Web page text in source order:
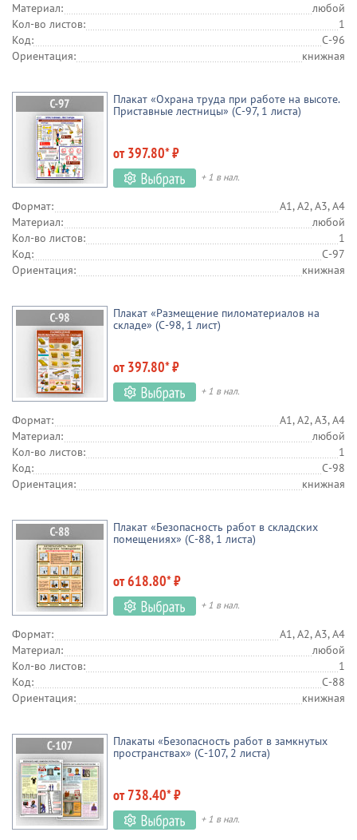
Материал:
любой
Кол-во листов:
1
Код:
С-96
Ориентация:
книжная
Плакат «Охрана труда при работе на высоте.
Приставные лестницы» (С-97, 1 листа)
от 397.80* ₽
+ 1 в нал.
Формат:
А1, А2, А3, А4
Материал:
любой
Кол-во листов:
1
Код:
С-97
Ориентация:
книжная
Плакат «Размещение пиломатериалов на
складе» (С-98, 1 лист)
от 397.80* ₽
+ 1 в нал.
Формат:
А1, А2, А3, А4
Материал:
любой
Кол-во листов:
1
Код:
С-98
Ориентация:
книжная
Плакат «Безопасность работ в складских
помещениях» (С-88, 1 листа)
от 618.80* ₽
+ 1 в нал.
Формат:
А1, А2, А3, А4
Материал:
любой
Кол-во листов:
1
Код:
С-88
Ориентация:
книжная
Плакаты «Безопасность работ в замкнутых
пространствах» (С-107, 2 листа)
от 738.40* ₽
+ 1 в нал.